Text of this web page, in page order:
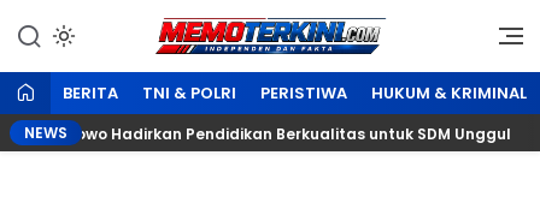
konten
Memoterkini.com
Independen dan Fakta
BERITA TNI & POLRI PERISTIWA HUKUM & KRIMINAL
NEWS
Prabowo Hadirkan Pendidikan Berkualitas untuk SDM Unggul